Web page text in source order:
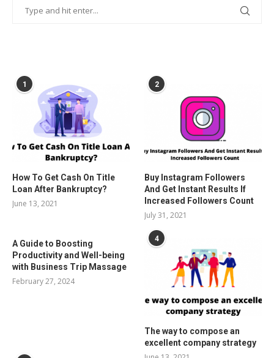
1
How To Get Cash On Title
Loan After Bankruptcy?
June 13, 2021
2
Buy Instagram Followers
And Get Instant Results If
Increased Followers Count
July 31, 2021
A Guide to Boosting
Productivity and Well-being
with Business Trip Massage
February 27, 2024
4
The way to compose an
excellent company strategy